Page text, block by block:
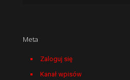
Meta
Zaloguj się
Kanał wpisów